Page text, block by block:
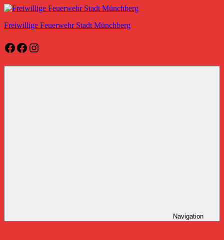
Zum
springen
Freiwillige Feuerwehr Stadt Münchberg
Freiwillige
Stadt
Facebook
Facebook
Instagram
Navigation